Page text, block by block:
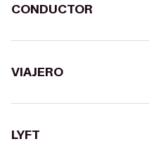
CONDUCTOR
VIAJERO
LYFT